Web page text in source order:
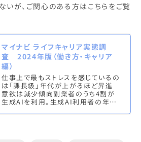
いが、ご関心のある方はこちらをご覧
マイナビ ライフキャリア実態調
査 2024年版（働き方・キャリア
編）
仕事上で最もストレスを感じているの
は「課長級」年代が上がるほど昇進
意欲は減少傾向副業者のうち4割が
生成AIを利用。生成AI利用者の年間